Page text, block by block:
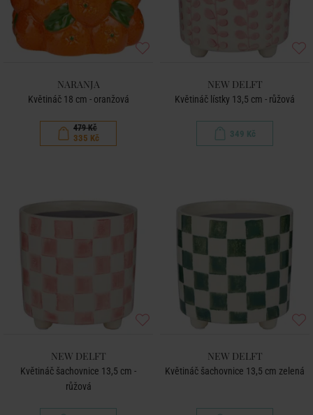
NARANJA
Květináč 18 cm - oranžová
479 Kč
335 Kč
NEW DELFT
Květináč lístky 13,5 cm - růžová
349 Kč
NEW DELFT
Květináč šachovnice 13,5 cm -
růžová
NEW DELFT
Květináč šachovnice 13,5 cm zelená